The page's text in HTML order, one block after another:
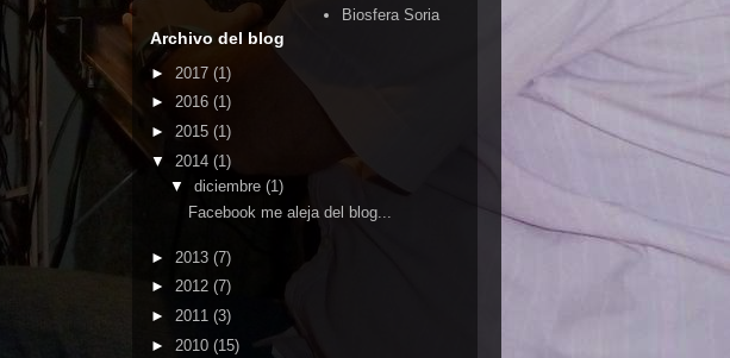
Biosfera Soria
Archivo del blog
► 2017 (1)
► 2016 (1)
► 2015 (1)
▼ 2014 (1)
▼ diciembre (1)
Facebook me aleja del blog...
► 2013 (7)
► 2012 (7)
► 2011 (3)
► 2010 (15)